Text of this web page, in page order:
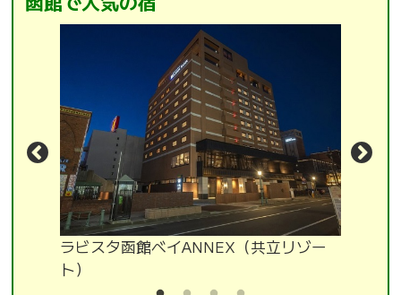
ラビスタ函館ベイANNEX（共立リゾー
ト）